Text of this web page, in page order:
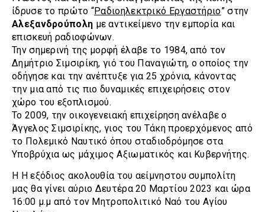
ίδρυσε το πρώτο “Ραδιοηλεκτρικό Εργαστήριο” στην
Αλεξανδρούπολη με αντικείμενο την εμπορία και
επισκευή ραδιοφώνων.
Την σημερινή της μορφή έλαβε το 1984, από τον
Δημήτριο Σιμσιρίκη, γιό του Παναγιώτη, ο οποίος την
οδήγησε και την ανέπτυξε για 25 χρόνια, κάνοντας
την μια από τις πιο δυναμικές επιχειρήσεις στον
χώρο του εξοπλισμού.
To 2009, την οικογενειακή επιχείρηση ανέλαβε ο
Άγγελος Σιμσιρίκης, γιος του Τάκη προερχόμενος από
το Πολεμικό Ναυτικό όπου σταδιοδρόμησε στα
Υποβρύχια ως μάχιμος Αξιωματικός και Κυβερνήτης.
Η Η εξόδιος ακολουθία του αείμνηστου συμπολίτη
μας θα γίνει αύριο Δευτέρα 20 Μαρτίου 2023 και ώρα
16:00 μ.μ από τον Μητροπολιτικό Ναό του Αγίου